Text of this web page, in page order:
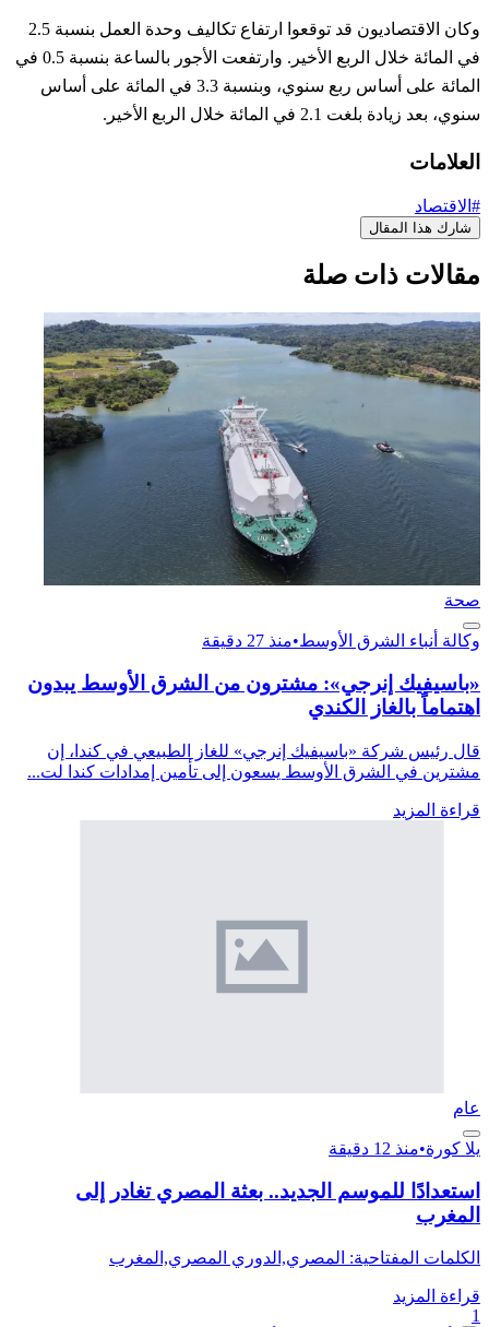
وكان الاقتصاديون قد توقعوا ارتفاع تكاليف وحدة العمل بنسبة 2.5
في المائة خلال الربع الأخير. وارتفعت الأجور بالساعة بنسبة 0.5 في
المائة على أساس ربع سنوي، وبنسبة 3.3 في المائة على أساس
سنوي، بعد زيادة بلغت 2.1 في المائة خلال الربع الأخير.
العلامات
#الاقتصاد
شارك هذا المقال
مقالات ذات صلة
صحة
وكالة أنباء الشرق الأوسط•منذ 27 دقيقة
«باسيفيك إنرجي»: مشترون من الشرق الأوسط يبدون
اهتماماً بالغاز الكندي
قال رئيس شركة «باسيفيك إنرجي» للغاز الطبيعي في كندا، إن
مشترين في الشرق الأوسط يسعون إلى تأمين إمدادات كندا لت...
قراءة المزيد
عام
يلا كورة•منذ 12 دقيقة
استعدادًا للموسم الجديد.. بعثة المصري تغادر إلى
المغرب
الكلمات المفتاحية: المصري,الدوري المصري,المغرب
قراءة المزيد
1